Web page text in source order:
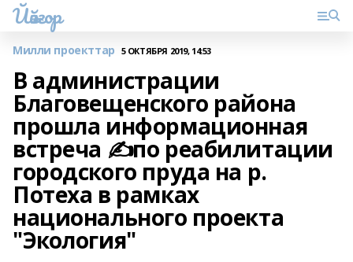
Йәйғор
Милли проекттар 5 ОКТЯБРЯ 2019, 14:53
В администрации
Благовещенского района
прошла информационная
встреча ✍по реабилитации
городского пруда на р.
Потеха в рамках
национального проекта
"Экология"